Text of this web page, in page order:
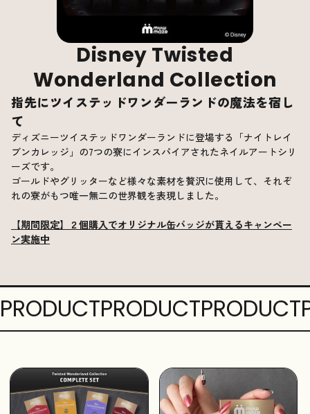
Disney Twisted
Wonderland Collection
指先にツイステッドワンダーランドの魔法を宿し
て
ディズニーツイステッドワンダーランドに登場する「ナイトレイ
ブンカレッジ」の7つの寮にインスパイアされたネイルアートシリ
ーズです。
ゴールドやグリッターなど様々な素材を贅沢に使用して、それぞ
れの寮がもつ唯一無二の世界観を表現しました。
【期間限定】２個購入でオリジナル缶バッジが貰えるキャンペー
ン実施中
PRODUCTPRODUCTPRODUCT